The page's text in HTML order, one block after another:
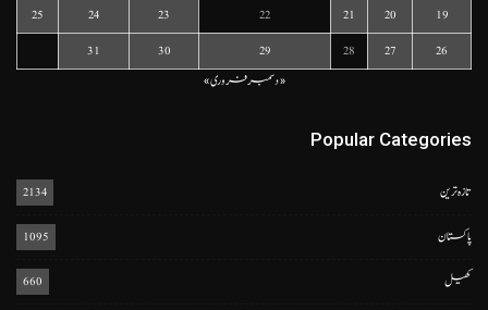
19
20
21
22
23
24
25
26
27
28
29
30
31
« دسمبرفروری »
Popular Categories
تازہ ترین 2134
پاکستان 1095
کھیل 660